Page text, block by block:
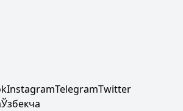
InstagramTelegramTwitter
Ўзбекча